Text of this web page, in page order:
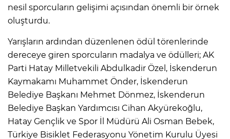
nesil sporcuların gelişimi açısından önemli bir örnek
oluşturdu.
Yarışların ardından düzenlenen ödül törenlerinde
dereceye giren sporcuların madalya ve ödülleri; AK
Parti Hatay Milletvekili Abdulkadir Özel, İskenderun
Kaymakamı Muhammet Önder, İskenderun
Belediye Başkanı Mehmet Dönmez, İskenderun
Belediye Başkan Yardımcısı Cihan Akyürekoğlu,
Hatay Gençlik ve Spor İl Müdürü Ali Osman Bebek,
Türkiye Bisiklet Federasyonu Yönetim Kurulu Üyesi